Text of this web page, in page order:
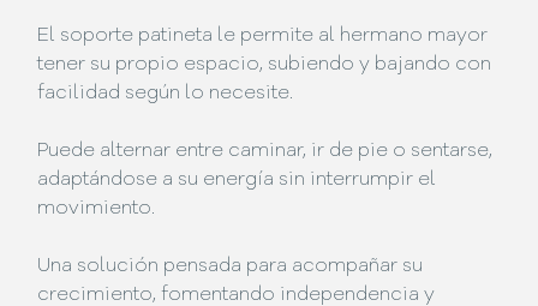
El soporte patineta le permite al hermano mayor
tener su propio espacio, subiendo y bajando con
facilidad según lo necesite.
Puede alternar entre caminar, ir de pie o sentarse,
adaptándose a su energía sin interrumpir el
movimiento.
Una solución pensada para acompañar su
crecimiento, fomentando independencia y